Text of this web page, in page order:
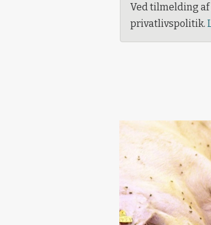
Ved tilmelding af
privatlivspolitik.